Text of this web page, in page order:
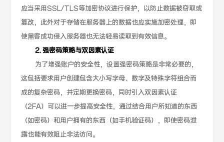
应当采用SSL/TLS等加密协议进行保护，以防止数据被窃取或
篡改，此外对于存储在服务器上的数据也应实施加密处理，即
使黑客成功侵入服务器也无法轻易读取到有效信息。
2. 强密码策略与双因素认证
为了增强账户的安全性，设置强密码策略是非常必要的，
这包括要求用户创建包含大小写字母、数字及特殊字符组合而
成的复杂密码，并定期更换密码，同时引入双因素认证
（2FA）可以进一步提高安全性，通过结合用户所知道的东西
（如密码）和用户拥有的东西（如手机验证码），即使密码泄
露也能有效阻止非法访问。